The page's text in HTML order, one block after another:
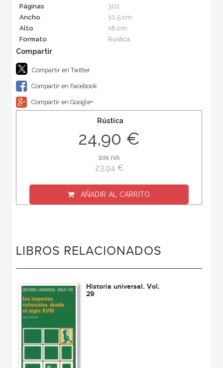
Páginas
302
Ancho
10,5 cm
Alto
18 cm
Formato
Rústica
Compartir en Twitter
Compartir en Facebook
Compartir en Google+
Rústica
24,90 €
SIN IVA
23,94 €
AÑADIR AL CARRITO
LIBROS RELACIONADOS
Historia universal. Vol.
29